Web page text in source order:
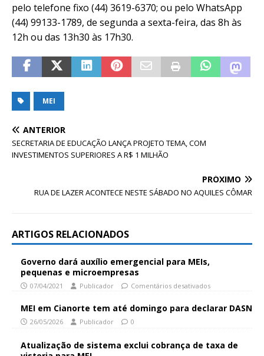
pelo telefone fixo (44) 3619-6370; ou pelo WhatsApp
(44) 99133-1789, de segunda a sexta-feira, das 8h às
12h ou das 13h30 às 17h30.
MEI
ANTERIOR
SECRETARIA DE EDUCAÇÃO LANÇA PROJETO TEMA, COM
INVESTIMENTOS SUPERIORES A R$ 1 MILHÃO
PRÓXIMO
RUA DE LAZER ACONTECE NESTE SÁBADO NO AQUILES CÔMAR
ARTIGOS RELACIONADOS
Governo dará auxílio emergencial para MEIs,
pequenas e microempresas
07/04/2021 Publicador Comentários desativados
MEI em Cianorte tem até domingo para declarar DASN
26/05/2026 Publicador 0
Atualização de sistema exclui cobrança de taxa de